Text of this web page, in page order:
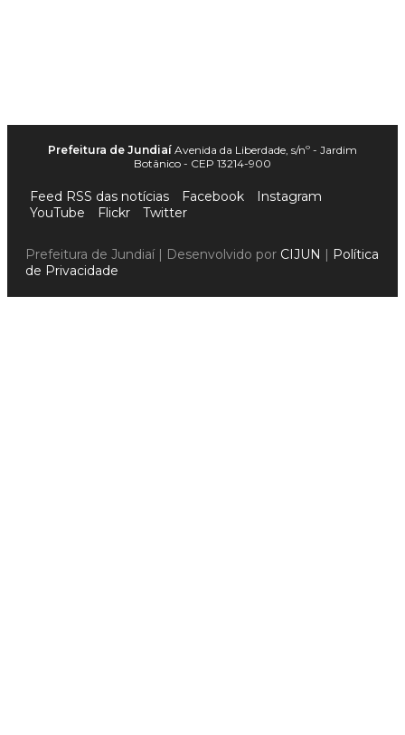
Prefeitura de Jundiaí Avenida da Liberdade, s/nº - Jardim
Botânico - CEP 13214-900
Feed RSS das notícias Facebook
Instagram
YouTube
Flickr Twitter
Prefeitura de Jundiaí | Desenvolvido por CIJUN | Política
de Privacidade